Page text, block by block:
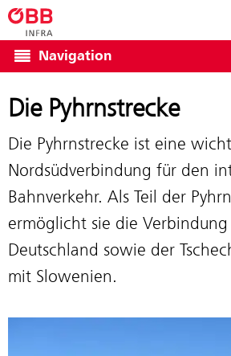
Navigation
Die Pyhrnstrecke
Die Pyhrnstrecke ist eine
Nordsüdverbindung für den
Bahnverkehr. Als Teil der
ermöglicht sie die Verbindung
Deutschland sowie der
mit Slowenien.